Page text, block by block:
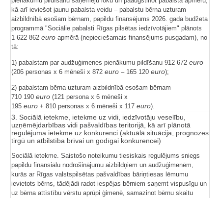
kā arī ieviešot jaunu pabalsta veidu – pabalstu bērna uzturam
aizbildnībā esošam bērnam, papildu finansējums 2026. gada budžeta
programmā "Sociālie pabalsti Rīgas pilsētas iedzīvotājiem" plānots
1 622 862 euro apmērā (nepieciešamais finansējums pusgadam), no
tā:
1) pabalstam par audžuģimenes pienākumu pildīšanu 912 672 euro
(206 personas x 6 mēneši x 872 euro – 165 120 euro);
2) pabalstam bērna uzturam aizbildnībā esošam bērnam
710 190 euro (121 persona x 6 mēneši x
195 euro + 810 personas x 6 mēneši x 117 euro).
3. Sociālā ietekme, ietekme uz vidi, iedzīvotāju veselību,
uzņēmējdarbības vidi pašvaldības teritorijā, kā arī plānotā
regulējuma ietekme uz konkurenci (aktuālā situācija, prognozes
tirgū un atbilstība brīvai un godīgai konkurencei)
Sociālā ietekme. Saistošo noteikumu tiesiskais regulējums sniegs
papildu finansiālu nodrošinājumu aizbildņiem un audžuģimenēm,
kurās ar Rīgas valstspilsētas pašvaldības bāriņtiesas lēmumu
ievietots bērns, tādējādi radot iespējas bērniem saņemt vispusīgu un
uz bērna attīstību vērstu aprūpi ģimenē, samazinot bērnu skaitu